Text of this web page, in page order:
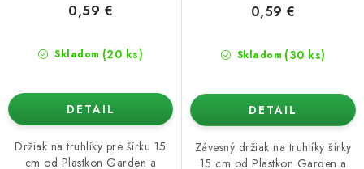
Skladom (20 ks)
0,59 €
DETAIL
Držiak na truhlíky pre šírku 15
cm od Plastkon Garden a
Skladom (30 ks)
0,59 €
DETAIL
Závesný držiak na truhlíky šírky
15 cm od Plastkon Garden a